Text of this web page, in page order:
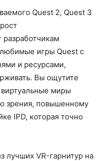
Quest 2, Quest 3
разработчикам
игры Quest с
и ресурсами,
Вы ощутите
миры
зрения, повышенному
IPD, которая точно
лучших VR-гарнитур на